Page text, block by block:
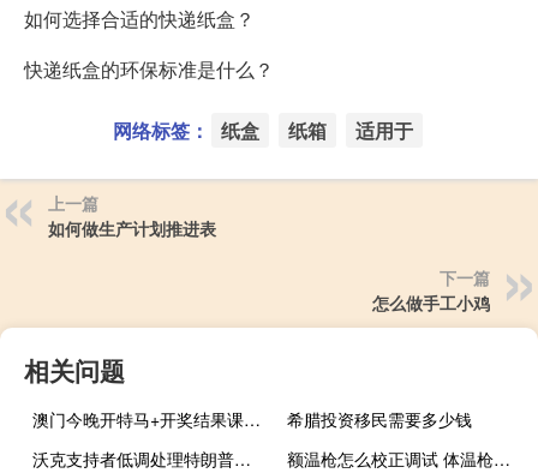
如何选择合适的快递纸盒？
快递纸盒的环保标准是什么？
网络标签： 纸盒 纸箱 适用于
上一篇
如何做生产计划推进表
下一篇
怎么做手工小鸡
相关问题
澳门今晚开特马+开奖结果课：最经典的诗意AI解释落实-2455.ISO.598
希腊投资移民需要多少钱
沃克支持者低调处理特朗普的支持，沃诺克在广告中积极宣传
额温枪怎么校正调试 体温枪如何调试才是正确的